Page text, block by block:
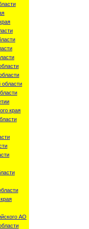
края
АО